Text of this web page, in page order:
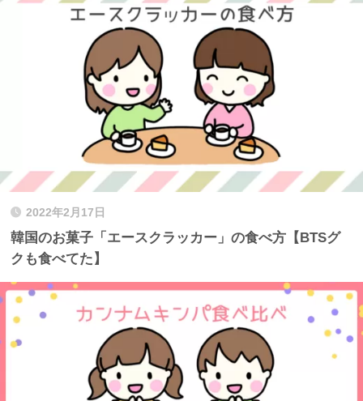
2022年2月17日
韓国のお菓子「エースクラッカー」の食べ方【BTSグ
クも食べてた】